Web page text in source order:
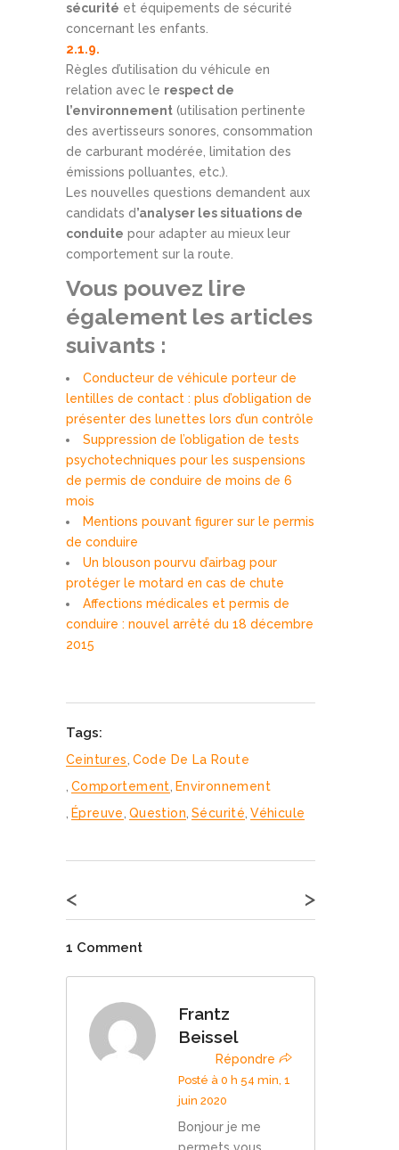
sécurité et équipements de sécurité
concernant les enfants.
2.1.9.
Règles d’utilisation du véhicule en
relation avec le respect de
l’environnement (utilisation pertinente
des avertisseurs sonores, consommation
de carburant modérée, limitation des
émissions polluantes, etc.).
Les nouvelles questions demandent aux
candidats d’analyser les situations de
conduite pour adapter au mieux leur
comportement sur la route.
Vous pouvez lire
également les articles
suivants :
Conducteur de véhicule porteur de
lentilles de contact : plus d’obligation de
présenter des lunettes lors d’un contrôle
Suppression de l’obligation de tests
psychotechniques pour les suspensions
de permis de conduire de moins de 6
mois
Mentions pouvant figurer sur le permis
de conduire
Un blouson pourvu d’airbag pour
protéger le motard en cas de chute
Affections médicales et permis de
conduire : nouvel arrêté du 18 décembre
2015
Tags:
Ceintures, Code De La Route
, Comportement, Environnement
, Épreuve, Question, Sécurité, Véhicule
< >
1 Comment
Frantz
Beissel
Répondre
Posté à 0 h 54 min, 1
juin 2020
Bonjour je me